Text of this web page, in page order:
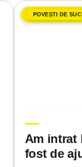
POVEȘTI DE
Am intrat
fost de